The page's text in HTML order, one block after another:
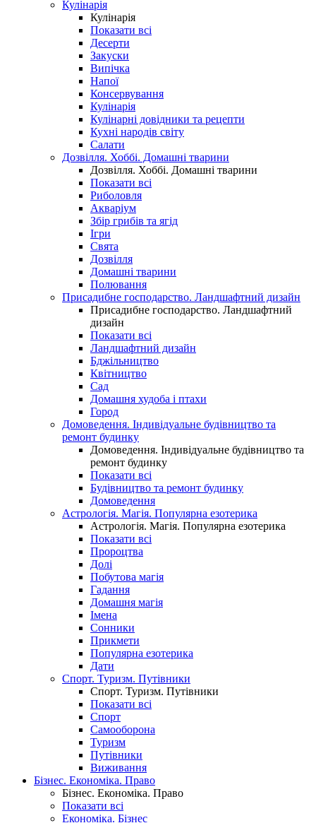
Кулінарія
Кулінарія
Показати всі
Десерти
Закуски
Випічка
Напої
Консервування
Кулінарія
Кулінарні довідники та рецепти
Кухні народів світу
Салати
Дозвілля. Хоббі. Домашні тварини
Дозвілля. Хоббі. Домашні тварини
Показати всі
Риболовля
Акваріум
Збір грибів та ягід
Ігри
Свята
Дозвілля
Домашні тварини
Полювання
Присадибне господарство. Ландшафтний дизайн
Присадибне господарство. Ландшафтний
дизайн
Показати всі
Ландшафтний дизайн
Бджільництво
Квітництво
Сад
Домашня худоба і птахи
Город
Домоведення. Індивідуальне будівництво та
ремонт будинку
Домоведення. Індивідуальне будівництво та
ремонт будинку
Показати всі
Будівництво та ремонт будинку
Домоведення
Астрологія. Магія. Популярна езотерика
Астрологія. Магія. Популярна езотерика
Показати всі
Пророцтва
Долі
Побутова магія
Гадання
Домашня магія
Імена
Сонники
Прикмети
Популярна езотерика
Дати
Спорт. Туризм. Путівники
Спорт. Туризм. Путівники
Показати всі
Спорт
Самооборона
Туризм
Путівники
Виживання
Бізнес. Економіка. Право
Бізнес. Економіка. Право
Показати всі
Економіка. Бізнес